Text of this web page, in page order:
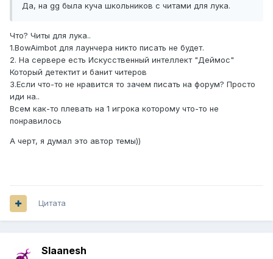
Да, на gg была куча школьников с читами для лука.
Что? Читы для лука..
1.BowAimbot для лаунчера никто писать не будет.
2. На сервере есть Искусственный интеллект "Деймос"
Который детектит и банит читеров
3.Если что-то не нравится то зачем писать на форум? Просто
иди на..
Всем как-то плевать на 1 игрока которому что-то не
понравилось
А черт, я думал это автор темы))
Цитата
Slaanesh